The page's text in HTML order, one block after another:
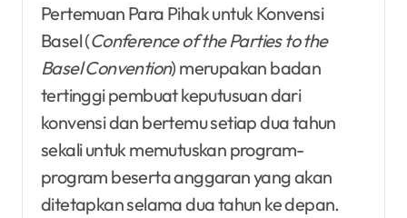
Pertemuan Para Pihak untuk Konvensi
Basel (Conference of the Parties to the
Basel Convention) merupakan badan
tertinggi pembuat keputusuan dari
konvensi dan bertemu setiap dua tahun
sekali untuk memutuskan program-
program beserta anggaran yang akan
ditetapkan selama dua tahun ke depan.